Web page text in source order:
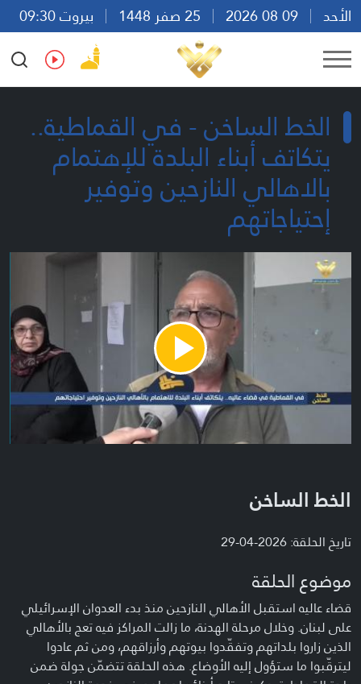
الأحد
بيروت 09:30
Ar
En Fr Es
الخط الساخن - في القماطية..
يتكاتف أبناء البلدة للإهتمام
بالاهالي النازحين وتوفير
إحتياجاتهم
Play
Video
الخط الساخن
تاريخ الحلقة: 2026-04-29
موضوع الحلقة
قضاء عاليه استقبل الأهالي النازحين منذ بدء العدوان الإسرائيلي
على لبنان. وخلال مرحلة الهدنة، ما زالت المراكز فيه تعج بالأهالي
الذين زاروا بلداتهم وتفقّدوا بيوتهم وأرزاقهم، ومن ثم عادوا
ليترقّبوا ما ستؤول إليه الأوضاع. هذه الحلقة تتضمّن جولة ضمن